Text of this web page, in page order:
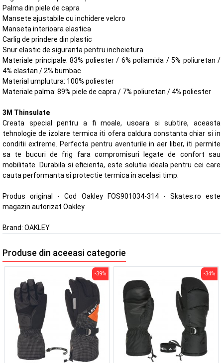
Palma din piele de capra
Mansete ajustabile cu inchidere velcro
Manseta interioara elastica
Carlig de prindere din plastic
Snur elastic de siguranta pentru incheietura
Materiale principale: 83% poliester / 6% poliamida / 5% poliuretan /
4% elastan / 2% bumbac
Material umplutura: 100% poliester
Materiale palma: 89% piele de capra / 7% poliuretan / 4% poliester
3M Thinsulate
Creata special pentru a fi moale, usoara si subtire, aceasta
tehnologie de izolare termica iti ofera caldura constanta chiar si in
conditii extreme. Perfecta pentru aventurile in aer liber, iti permite
sa te bucuri de frig fara compromisuri legate de confort sau
mobilitate. Durabila si eficienta, este solutia ideala pentru cei care
cauta performanta si protectie termica in acelasi timp.
Produs original - Cod Oakley FOS901034-314 - Skates.ro este
magazin autorizat Oakley
Brand: OAKLEY
Produse din aceeasi categorie
-39% -34%